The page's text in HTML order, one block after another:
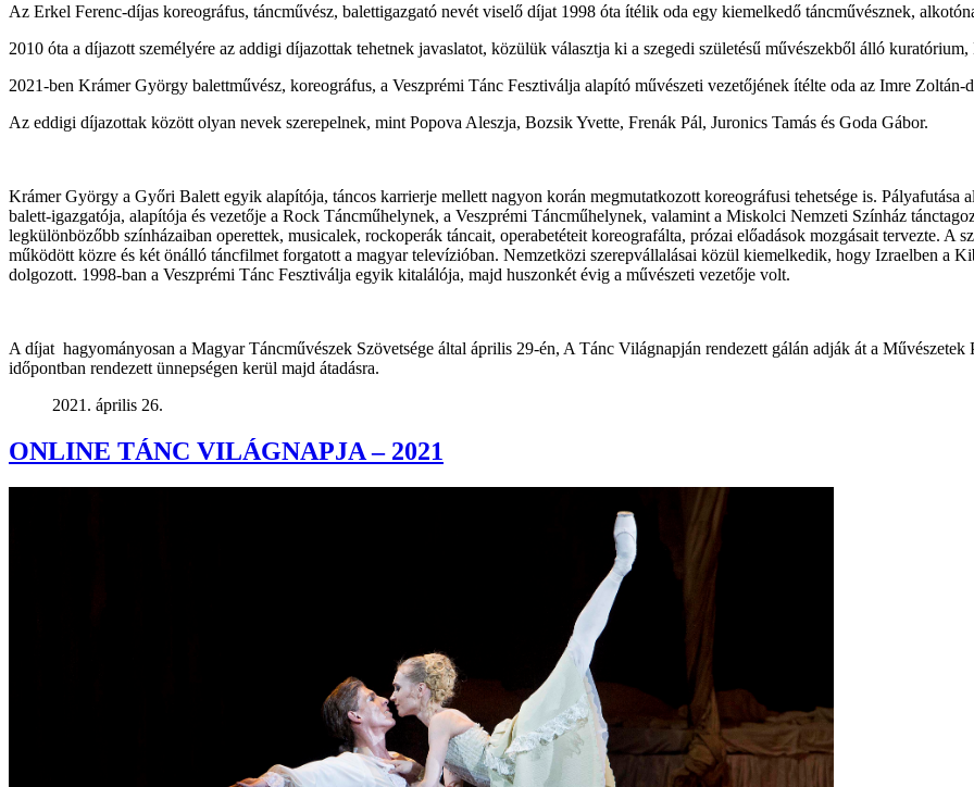
Az Erkel Ferenc-díjas koreográfus, táncművész, balettigazgató nevét viselő díjat 1998 óta ítélik oda egy kiemelkedő táncművésznek,
2010 óta a díjazott személyére az addigi díjazottak tehetnek javaslatot, közülük választja ki a szegedi születésű művészekből álló
2021-ben Krámer György balettművész, koreográfus, a Veszprémi Tánc Fesztiválja alapító művészeti vezetőjének ítélte oda az Imre Zoltán-
Az eddigi díjazottak között olyan nevek szerepelnek, mint Popova Aleszja, Bozsik Yvette, Frenák Pál, Juronics Tamás és Goda Gábor.
Krámer György a Győri Balett egyik alapítója, táncos karrierje mellett nagyon korán megmutatkozott koreográfusi tehetsége is. Pályafutása
balett-igazgatója, alapítója és vezetője a Rock Táncműhelynek, a Veszprémi Táncműhelynek, valamint a Miskolci Nemzeti Színház
legkülönbözőbb színházaiban operettek, musicalek, rockoperák táncait, operabetéteit koreografálta, prózai előadások mozgásait tervezte.
működött közre és két önálló táncfilmet forgatott a magyar televízióban. Nemzetközi szerepvállalásai közül kiemelkedik, hogy Izraelben a
dolgozott. 1998-ban a Veszprémi Tánc Fesztiválja egyik kitalálója, majd huszonkét évig a művészeti vezetője volt.
A díjat hagyományosan a Magyar Táncművészek Szövetsége által április 29-én, A Tánc Világnapján rendezett gálán adják át a
időpontban rendezett ünnepségen kerül majd átadásra.
2021. április 26.
ONLINE TÁNC VILÁGNAPJA – 2021